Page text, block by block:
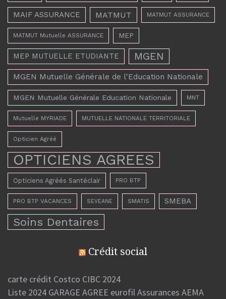
MAIF ASSURANCE MATMUT MATMUT ASSURANCE
MATMUT Mutuelle ASSURANCE MEP
MEP MUTUELLE ETUDIANTE MGEN
MGEN Mutuelle Générale de l'Education Nationale
MGEN Mutuelle Générale Education Nationale MNT
Mutuelle MYRIADE MUTUELLE NATIONALE TERRITORIALE
Opticien Agréé
OPTICIENS AGREES
Opticiens Agréés Santéclair PRO BTP
PRO BTP VACANCES SEVEANE SMATIS SMEBA
Soins Dentaires
Crédit social
carte crédit Costco CIBC 2024
Liste 2024 GARAGE AGREE eurofil Assurances AEMA